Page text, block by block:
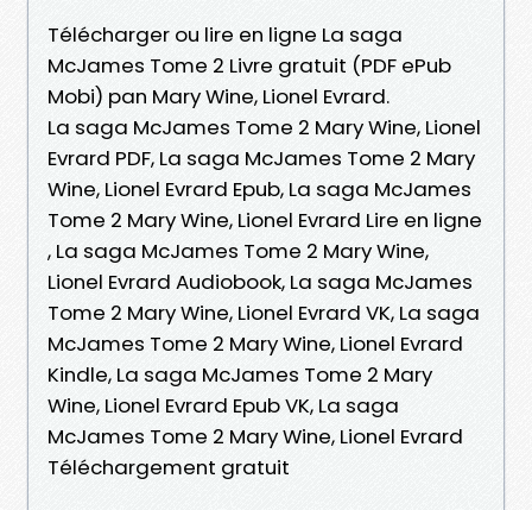
Télécharger ou lire en ligne La saga
McJames Tome 2 Livre gratuit (PDF ePub
Mobi) pan Mary Wine, Lionel Evrard.
La saga McJames Tome 2 Mary Wine, Lionel
Evrard PDF, La saga McJames Tome 2 Mary
Wine, Lionel Evrard Epub, La saga McJames
Tome 2 Mary Wine, Lionel Evrard Lire en ligne
, La saga McJames Tome 2 Mary Wine,
Lionel Evrard Audiobook, La saga McJames
Tome 2 Mary Wine, Lionel Evrard VK, La saga
McJames Tome 2 Mary Wine, Lionel Evrard
Kindle, La saga McJames Tome 2 Mary
Wine, Lionel Evrard Epub VK, La saga
McJames Tome 2 Mary Wine, Lionel Evrard
Téléchargement gratuit